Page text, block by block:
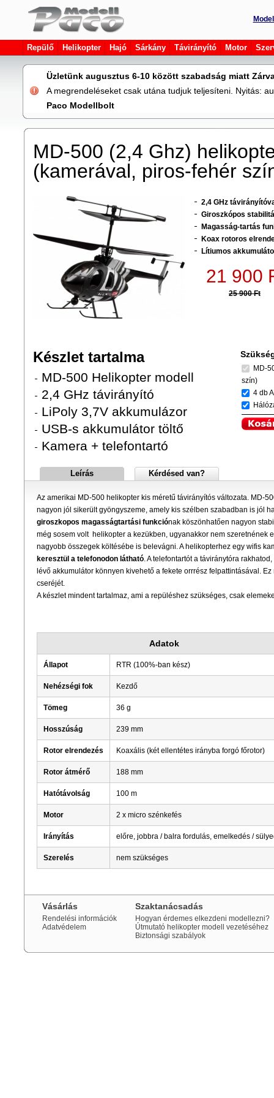
Repülő Helikopter Hajó Sárkány Távirányító Motor
Üzletünk augusztus 6-10 között szabadság miatt
A megrendeléseket csak utána tudjuk teljesíteni. Nyitás:
Paco Modellbolt
MD-500 (2,4 Ghz)
(kamerával, piros-fehér
2,4 GHz
Giroszkópos
Magasság-tartás
Koax rotoros
Lítiumos
21 900
25 900 Ft
MD-
szín)
4 db
Készlet tartalma
MD-500 Helikopter modell
2,4 GHz távirányító
LiPoly 3,7V akkumulázor
USB-s akkumulátor töltő
Kamera + telefontartó
Leírás Kérdésed van?
Az amerikai MD-500 helikopter kis méretű távirányítós változata. MD-
nagyon jól sikerült gyöngyszeme, amely kis szélben szabadban is jól
giroszkopos magasságtartási funkciónak köszönhatően nagyon
még sosem volt helikopter a kezükben, ugyanakkor nem szeretnének
nagyobb összegek költésébe is belevágni. A helikopterhez egy wifis
keresztül a telefonodon látható. A telefontartót a táviránytóra
lévő akkumulátor könnyen kivehető a fekete orrrész felpattintásával.
cseréjét.
A készlet mindent tartalmaz, ami a repüléshez szükséges, csak
Adatok
Állapot RTR (100%-ban kész)
Nehézségi fok Kezdő
Tömeg 36 g
Hosszúság 239 mm
Rotor elrendezés Koaxális (két ellentétes irányba forgó főrotor)
Rotor átmérő 188 mm
Hatótávolság 100 m
Motor 2 x micro szénkefés
Irányítás előre, jobbra / balra fordulás, emelkedés /
Szerelés nem szükséges
Vásárlás
Rendelési információk
Adatvédelem
Szaktanácsadás
Hogyan érdemes elkezdeni modellezni?
Útmutató helikopter modell vezetéséhez
Biztonsági szabályok